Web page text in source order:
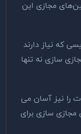
مجازی این
که نیاز دارند
سازی نه تنها
را نیز آسان می
مجازی سازی برای